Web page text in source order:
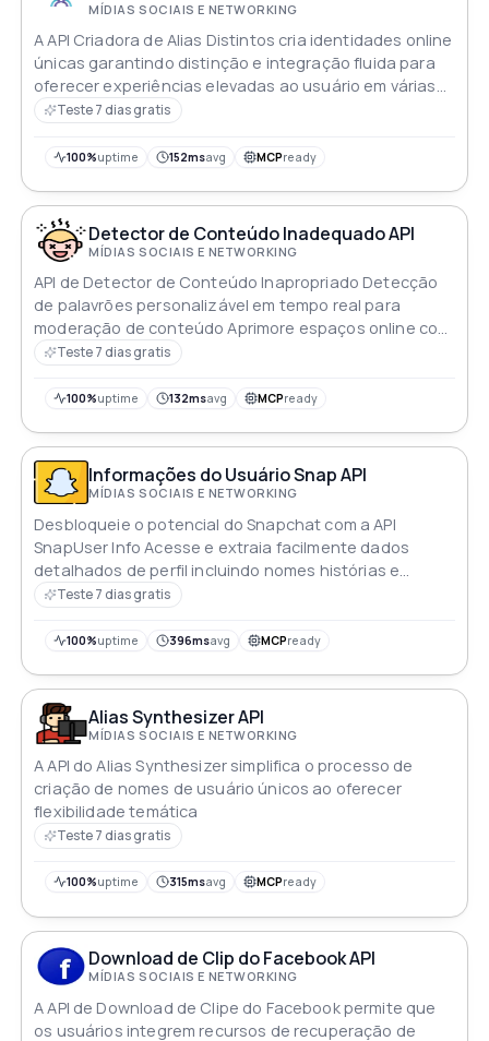
MÍDIAS SOCIAIS E NETWORKING
A API Criadora de Alias Distintos cria identidades online
únicas garantindo distinção e integração fluida para
oferecer experiências elevadas ao usuário em várias
plataformas
Teste 7 dias gratis
100%uptime 152msavg MCPready
Detector de Conteúdo Inadequado API
MÍDIAS SOCIAIS E NETWORKING
API de Detector de Conteúdo Inapropriado Detecção
de palavrões personalizável em tempo real para
moderação de conteúdo Aprimore espaços online com
um ambiente positivo e inclusivo
Teste 7 dias gratis
100%uptime 132msavg MCPready
Informações do Usuário Snap API
MÍDIAS SOCIAIS E NETWORKING
Desbloqueie o potencial do Snapchat com a API
SnapUser Info Acesse e extraia facilmente dados
detalhados de perfil incluindo nomes histórias e
códigos de snap Integre esta API rápida e amigável em
perfis do Snapchat melhorando suas estratégias de
Teste 7 dias gratis
100%uptime 396msavg MCPready
Alias Synthesizer API
MÍDIAS SOCIAIS E NETWORKING
A API do Alias Synthesizer simplifica o processo de
criação de nomes de usuário únicos ao oferecer
flexibilidade temática
Teste 7 dias gratis
100%uptime 315msavg MCPready
Download de Clip do Facebook API
MÍDIAS SOCIAIS E NETWORKING
A API de Download de Clipe do Facebook permite que
os usuários integrem recursos de recuperação de